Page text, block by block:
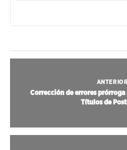
ANTERIOR
Corrección de errores prórroga
Títulos de